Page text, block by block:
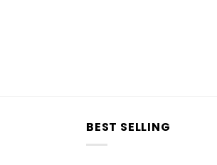
BEST SELLING